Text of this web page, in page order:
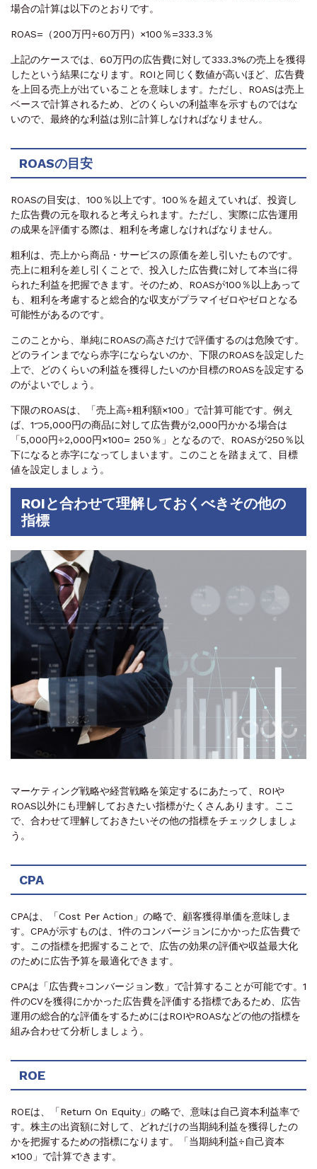
場合の計算は以下のとおりです。
ROAS=（200万円÷60万円）×100％=333.3％
上記のケースでは、60万円の広告費に対して333.3%の売上を獲得
したという結果になります。ROIと同じく数値が高いほど、広告費
を上回る売上が出ていることを意味します。ただし、ROASは売上
ベースで計算されるため、どのくらいの利益率を示すものではな
いので、最終的な利益は別に計算しなければなりません。
ROASの目安
ROASの目安は、100％以上です。100％を超えていれば、投資し
た広告費の元を取れると考えられます。ただし、実際に広告運用
の成果を評価する際は、粗利を考慮しなければなりません。
粗利は、売上から商品・サービスの原価を差し引いたものです。
売上に粗利を差し引くことで、投入した広告費に対して本当に得
られた利益を把握できます。そのため、ROASが100％以上あって
も、粗利を考慮すると総合的な収支がプラマイゼロやゼロとなる
可能性があるのです。
このことから、単純にROASの高さだけで評価するのは危険です。
どのラインまでなら赤字にならないのか、下限のROASを設定した
上で、どのくらいの利益を獲得したいのか目標のROASを設定する
のがよいでしょう。
下限のROASは、「売上高÷粗利額×100」で計算可能です。例え
ば、1つ5,000円の商品に対して広告費が2,000円かかる場合は
「5,000円÷2,000円×100= 250％」となるので、ROASが250％以
下になると赤字になってしまいます。このことを踏まえて、目標
値を設定しましょう。
ROIと合わせて理解しておくべきその他の
指標
マーケティング戦略や経営戦略を策定するにあたって、ROIや
ROAS以外にも理解しておきたい指標がたくさんあります。ここ
で、合わせて理解しておきたいその他の指標をチェックしましょ
う。
CPA
CPAは、「Cost Per Action」の略で、顧客獲得単価を意味しま
す。CPAが示すものは、1件のコンバージョンにかかった広告費で
す。この指標を把握することで、広告の効果の評価や収益最大化
のために広告予算を最適化できます。
CPAは「広告費÷コンバージョン数」で計算することが可能です。1
件のCVを獲得にかかった広告費を評価する指標であるため、広告
運用の総合的な評価をするためにはROIやROASなどの他の指標を
組み合わせて分析しましょう。
ROE
ROEは、「Return On Equity」の略で、意味は自己資本利益率で
す。株主の出資額に対して、どれだけの当期純利益を獲得したの
かを把握するための指標になります。「当期純利益÷自己資本
×100」で計算できます。